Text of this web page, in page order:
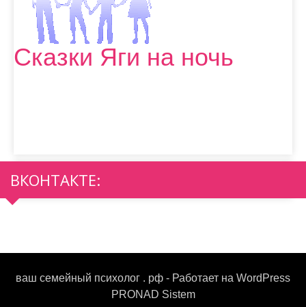
Сказки Яги на ночь
ВКОНТАКТЕ:
ваш семейный психолог . рф - Работает на WordPress
PRONAD Sistem